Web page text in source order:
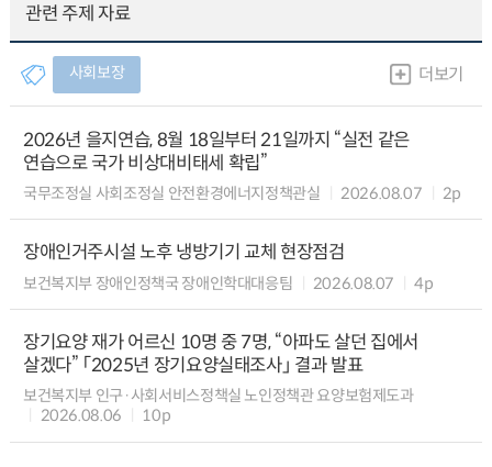
관련 주제 자료
사회보장 더보기
2026년 을지연습, 8월 18일부터 21일까지 “실전 같은
연습으로 국가 비상대비태세 확립”
국무조정실 사회조정실 안전환경에너지정책관실 2026.08.07 2p
장애인거주시설 노후 냉방기기 교체 현장점검
보건복지부 장애인정책국 장애인학대대응팀 2026.08.07 4p
장기요양 재가 어르신 10명 중 7명, “아파도 살던 집에서
살겠다” 「2025년 장기요양실태조사」 결과 발표
보건복지부 인구·사회서비스정책실 노인정책관 요양보험제도과
2026.08.06
10p